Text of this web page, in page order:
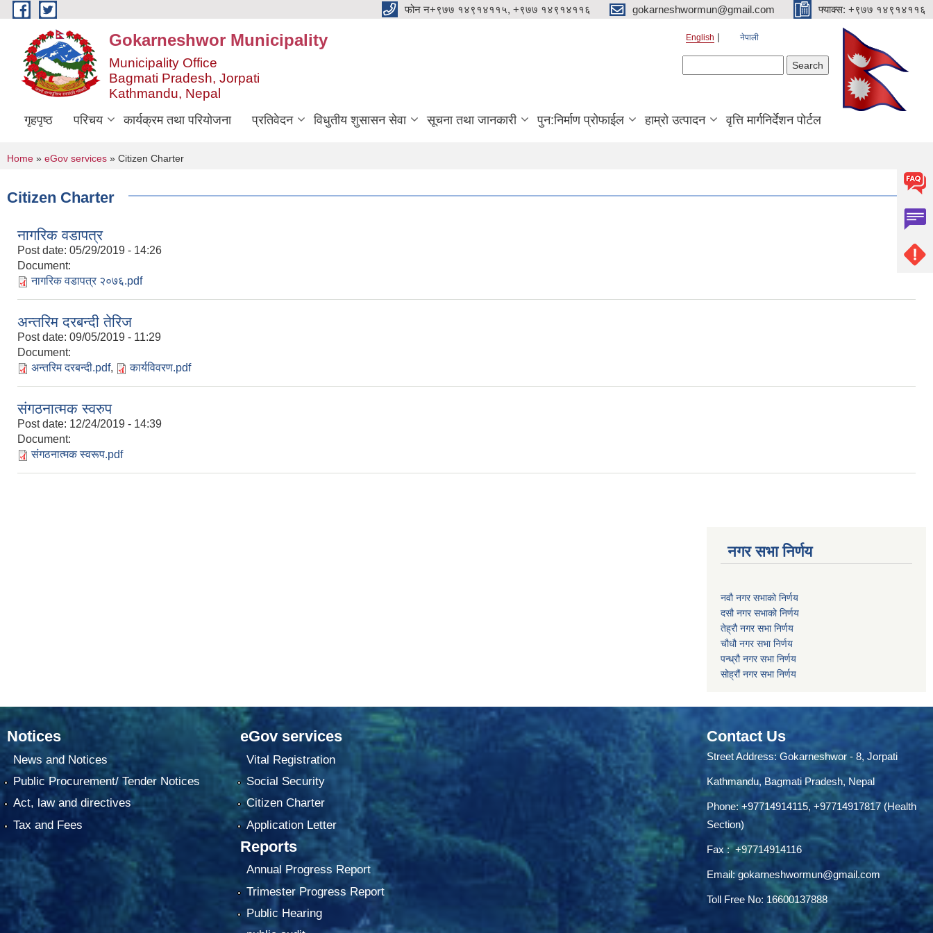
Skip to main content फोन न+९७७ १४९१४११५, +९७७ १४९१४११६ gokarneshwormun@gmail.com फ्याक्स: +९७७ १४९१४११६
Gokarneshwor Municipality
Municipality Office
Bagmati Pradesh, Jorpati
Kathmandu, Nepal
English नेपाली
गृहपृष्ठ परिचय कार्यक्रम तथा परियोजना प्रतिवेदन विधुतीय शुसासन सेवा सूचना तथा जानकारी पुन:निर्माण प्रोफाईल हाम्रो उत्पादन वृत्ति मार्गनिर्देशन पोर्टल
You are here
Home » eGov services » Citizen Charter
Citizen Charter
नागरिक वडापत्र
Post date: 05/29/2019 - 14:26
Document:
नागरिक वडापत्र २०७६.pdf
अन्तरिम दरबन्दी तेरिज
Post date: 09/05/2019 - 11:29
Document:
अन्तरिम दरबन्दी.pdf, कार्यविवरण.pdf
संगठनात्मक स्वरुप
Post date: 12/24/2019 - 14:39
Document:
संगठनात्मक स्वरूप.pdf
नगर सभा निर्णय
नवौ नगर सभाको निर्णय
दसौ नगर सभाको निर्णय
तेह्रौ नगर सभा निर्णय
चौधौ नगर सभा निर्णय
पन्ध्रौ नगर सभा निर्णय
सोह्रौं नगर सभा निर्णय
Notices
News and Notices
Public Procurement/ Tender Notices
Act, law and directives
Tax and Fees
eGov services
Vital Registration
Social Security
Citizen Charter
Application Letter
Reports
Annual Progress Report
Trimester Progress Report
Public Hearing
Contact Us
Street Address: Gokarneshwor - 8, Jorpati
Kathmandu, Bagmati Pradesh, Nepal
Phone: +97714914115, +97714917817 (Health
Section)
Fax :+97714914116
Email: gokarneshwormun@gmail.com
Toll Free No: 16600137888